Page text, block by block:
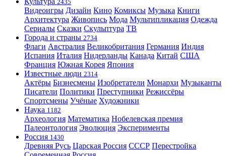
2435
Видеоигры Дизайн Кино Комиксы Музыка Книги
Архитектура Живопись Мода Мультипликация Одежда
Сериалы Сказки Скульптура ТВ
Города и страны 2734
Флаги Австралия Великобритания Германия Индия
Испания Италия Нидерланды Канада Китай США
Франция Южная Корея Япония
Известные люди 2314
Актёры Бизнесмены Изобретатели Монархи Музыканты
Писатели Политики Преступники Режиссёры
Спортсмены Учёные Художники
Наука 1182
Археология Математика Нобелевская премия
Палеонтология Эволюция Эксперименты
Россия 1430
Древняя Русь Царская Россия СССР Перестройка